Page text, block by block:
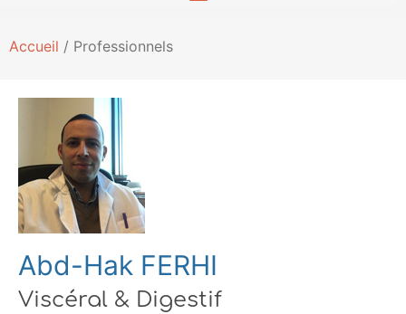
Accueil / Professionnels
Abd-Hak FERHI
Viscéral & Digestif